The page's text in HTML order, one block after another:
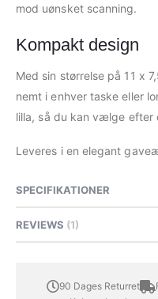
mod uønsket scanning.
Kompakt design
Med sin størrelse på 11 x
nemt i enhver taske eller
lilla, så du kan vælge efter
Leveres i en elegant
SPECIFIKATIONER
REVIEWS 1
90 Dages Returret